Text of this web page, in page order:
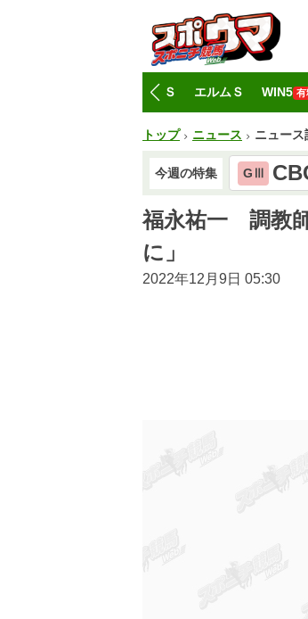
レパードＳ エルムＳ WIN5 有
トップ ニュース ニュース
今週の特集 GⅢ
福永祐一 調教
に」
2022年12月9日 05:30